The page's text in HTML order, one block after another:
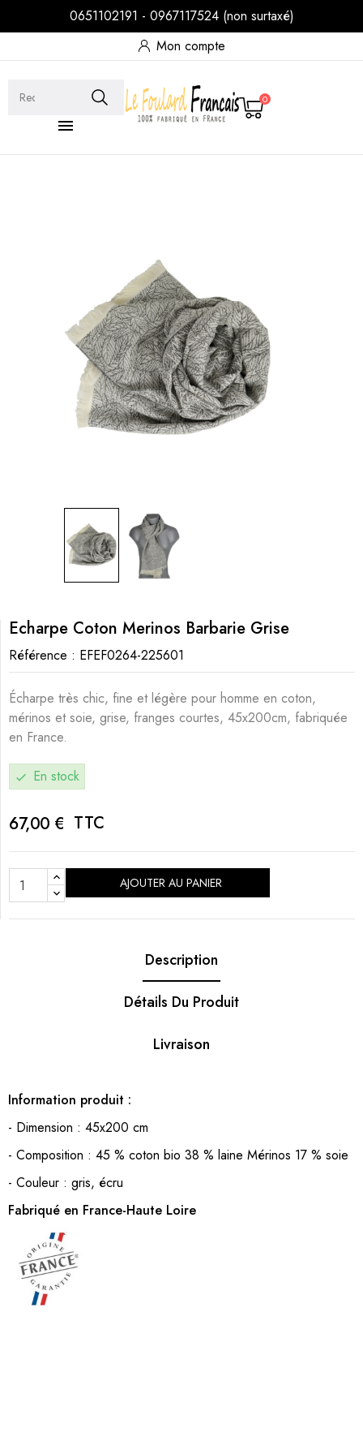
0651102191 - 0967117524 (non surtaxé)
Mon compte

0
Echarpe Coton Merinos Barbarie Grise
Référence : EFEF0264-225601
Écharpe très chic, fine et légère pour homme en coton,
mérinos et soie, grise, franges courtes, 45x200cm, fabriquée
en France.
check En stock
67,00 € TTC
AJOUTER AU PANIER
Description
Détails Du Produit
Livraison
Information produit :
- Dimension : 45x200 cm
- Composition : 45 % coton bio 38 % laine Mérinos 17 % soie
- Couleur : gris, écru
Fabriqué en France-Haute Loire